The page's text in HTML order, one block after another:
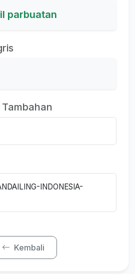
parbuatan
INDONESIA-
Kembali